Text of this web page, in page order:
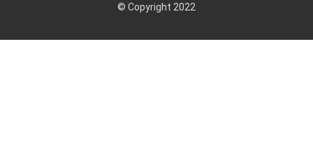
© Copyright 2022